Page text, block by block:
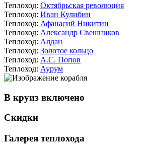
Теплоход: Октябрьская революция
Теплоход: Иван Кулибин
Теплоход: Афанасий Никитин
Теплоход: Александр Свешников
Теплоход: Алдан
Теплоход: Золотое кольцо
Теплоход: А.С. Попов
Теплоход: Аурум
В круиз включено
Скидки
Галерея теплохода